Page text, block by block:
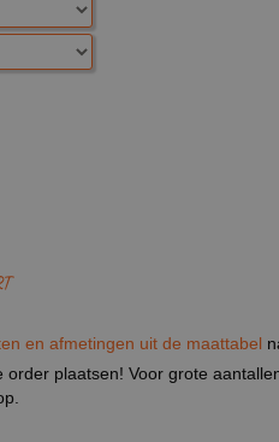
en afmetingen uit de maattabel
plaatsen! Voor grote